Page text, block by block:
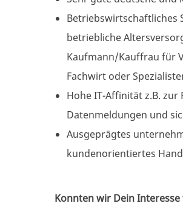
Betriebswirtschaftliches
betriebliche
Kaufmann/Kauffrau für
Fachwirt oder
Hohe IT-Affinität z.B.
Datenmeldungen und
Ausgeprägtes
kundenorientiertes
Konnten wir Dein Interesse